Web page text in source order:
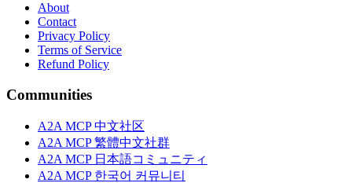
About
Contact
Privacy Policy
Terms of Service
Refund Policy
Communities
A2A MCP 中文社区
A2A MCP 繁體中文社群
A2A MCP 日本語コミュニティ
A2A MCP 한국어 커뮤니티